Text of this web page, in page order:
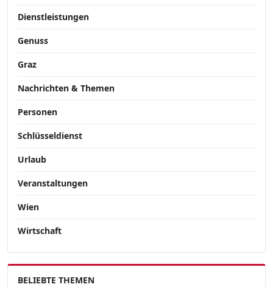
Dienstleistungen
Genuss
Graz
Nachrichten & Themen
Personen
Schlüsseldienst
Urlaub
Veranstaltungen
Wien
Wirtschaft
BELIEBTE THEMEN